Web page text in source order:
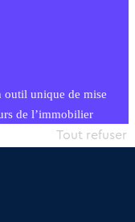
outil unique de mise
de l’immobilier
simple et intégrant
Tout refuser